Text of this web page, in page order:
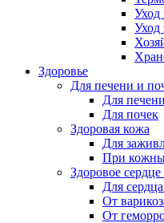
Уход
Уход
Здоровье
Для печени и
Для печени
Для почек
Здоровая кожа
Для
При
Здоровое
Для
От
От